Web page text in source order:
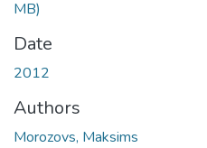
MB)
Date
2012
Authors
Morozovs, Maksims